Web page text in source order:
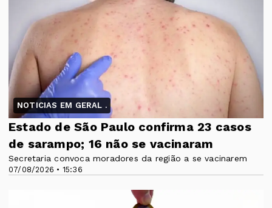
NOTICIAS EM GERAL .
07/08/2026 • 15:36
Estado de São Paulo confirma 23 casos
de sarampo; 16 não se vacinaram
Secretaria convoca moradores da região a se vacinarem